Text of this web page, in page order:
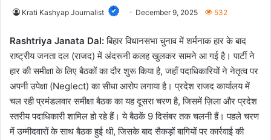
Krati Kashyap Journalist December 9, 2025 532
Rashtriya Janata Dal:बिहार विधानसभा चुनाव में शर्मनाक हार के बाद
राष्ट्रीय जनता दल (राजद) में अंदरूनी कलह खुलकर सामने आ गई है। पार्टी ने
हार की समीक्षा के लिए बैठकों का दौर शुरू किया है, जहाँ पदाधिकारियों ने नेतृत्व पर
अपनी उपेक्षा (Neglect) का सीधा आरोप लगाया है। प्रदेश राजद कार्यालय में
चल रही प्रमंडलवार समीक्षा बैठक का यह दूसरा चरण है, जिसमें ज़िला और प्रदेश
स्तरीय पदाधिकारी शामिल हो रहे हैं। ये बैठकें 9 दिसंबर तक चलनी हैं। पहले चरण
में उम्मीदवारों के साथ बैठक हुई थी, जिसके बाद सैकड़ों बागियों पर कार्रवाई की